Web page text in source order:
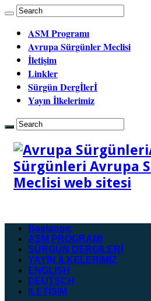
ASM Programı
Avrupa Sürgünler Meclisi
İletişim
Linkler
Sürgün Dergİlerİ
Yayın İlkelerimiz
Sürgünleri Avrupa
Meclisi web sitesi
Başlangıç
ASM PROGRAMI
SÜRGÜN DERGİLERİ
YAYIN İLKELERİMİZ
ENGLISH
DEUTSCH
İLETİŞİM